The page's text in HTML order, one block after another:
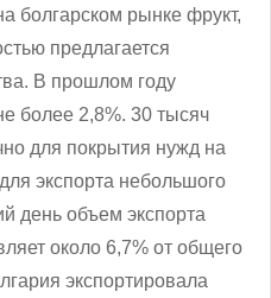
болгарском рынке фрукт,
предлагается
В прошлом году
более 2,8%. 30 тысяч
для покрытия нужд на
экспорта небольшого
день объем экспорта
около 6,7% от общего
экспортировала